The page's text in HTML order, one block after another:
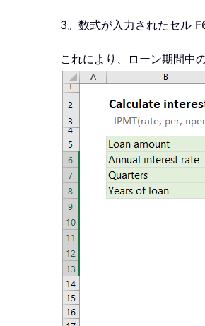
3。数式が入力されたセル
これにより、ローン期間中